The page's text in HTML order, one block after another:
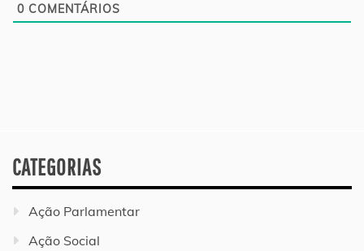
0 COMENTÁRIOS
CATEGORIAS
Ação Parlamentar
Ação Social